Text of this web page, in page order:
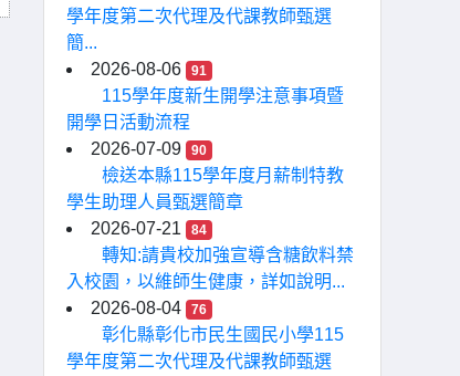
學年度第二次代理及代課教師甄選
簡...
2026-08-06
91
115學年度新生開學注意事項暨
開學日活動流程
2026-07-09
90
檢送本縣115學年度月薪制特教
學生助理人員甄選簡章
2026-07-21
84
轉知:請貴校加強宣導含糖飲料禁
入校園，以維師生健康，詳如說明...
2026-08-04
76
彰化縣彰化市民生國民小學115
學年度第二次代理及代課教師甄選